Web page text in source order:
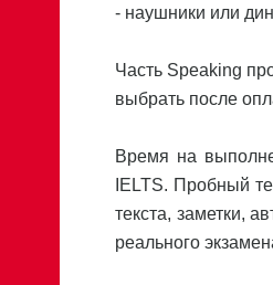
- наушники или
Часть Speaking
выбрать после
Время на
IELTS. Пробный
текста, заметки,
реального